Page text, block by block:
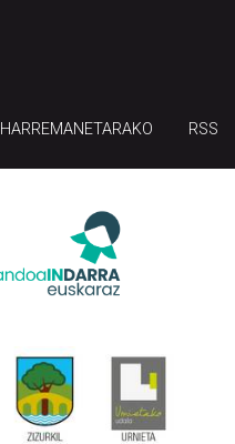
HARREMANETARAKO RSS